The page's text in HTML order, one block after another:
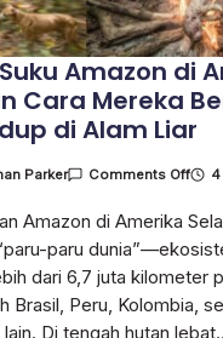
Amazon di
Cara Mereka
di Alam Liar
Parker Comments OffOn
Suku
Di
Dan
Cara
4
Amazon di Amerika
paru
dari 6,7 juta kilometer
Brasil, Peru, Kolombia,
lain. Di tengah hutan